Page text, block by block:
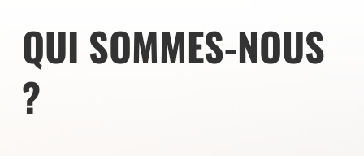
QUI SOMMES-NOUS
?